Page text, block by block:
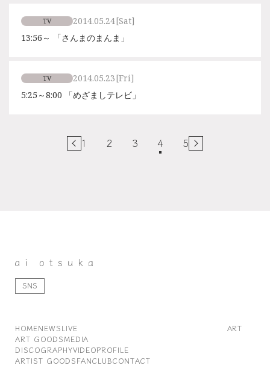
TV 2014.05.24[Sat]
13:56～ 「さんまのまんま」
TV 2014.05.23[Fri]
5:25～8:00 「めざましテレビ」
1 2 3 4 5
SNS
HOMENEWSLIVE
ART
ART GOODSMEDIA
DISCOGRAPHYVIDEOPROFILE
ARTIST GOODSFANCLUBCONTACT